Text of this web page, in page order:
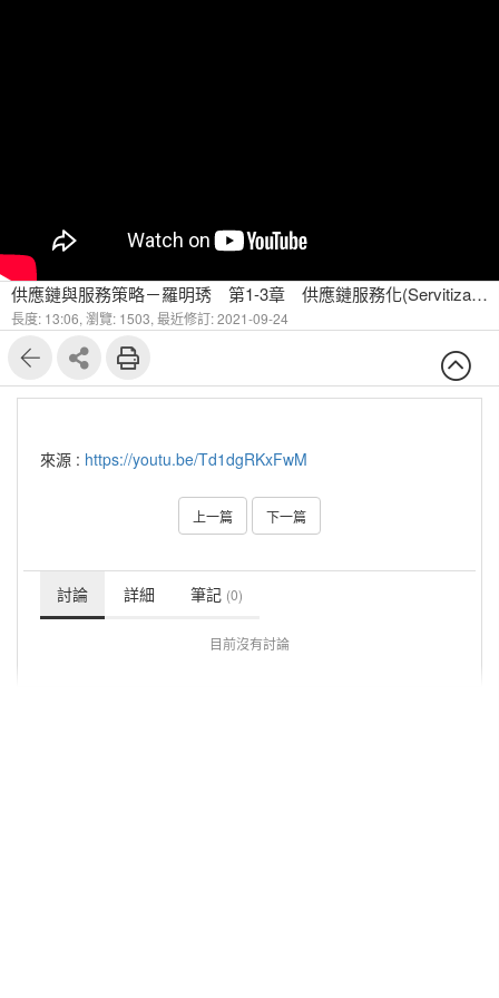
供應鏈與服務策略－羅明琇 第1-3章 供應鏈服務化(Servitization)(二)
長度: 13:06, 瀏覽: 1503, 最近修訂: 2021-09-24
來源 : https://youtu.be/Td1dgRKxFwM
上一篇 下一篇
討論 詳細 筆記 (0)
目前沒有討論